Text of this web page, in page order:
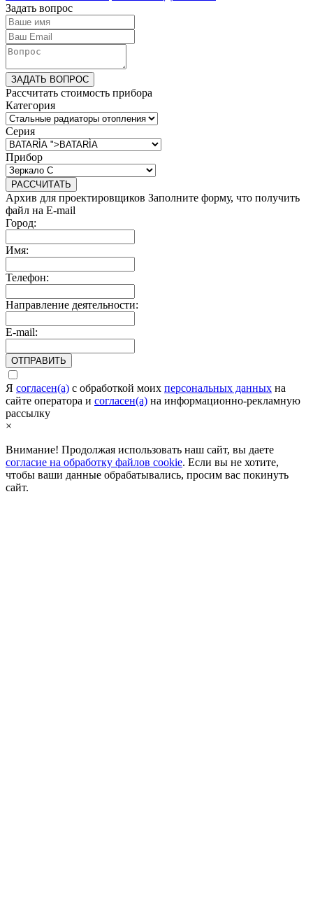
Задать вопрос
ЗАДАТЬ ВОПРОС
Рассчитать стоимость прибора
Категория
Серия
Прибор
РАССЧИТАТЬ
Архив для проектировщиков Заполните форму, что получить
файл на E-mail
Город:
Имя:
Телефон:
Направление деятельности:
E-mail:
ОТПРАВИТЬ
Я согласен(а) c обработкой моих персональных данных на
сайте оператора и согласен(а) на информационно-рекламную
рассылку
×
Внимание! Продолжая использовать наш сайт, вы даете
согласие на обработку файлов cookie. Если вы не хотите,
чтобы ваши данные обрабатывались, просим вас покинуть
сайт.